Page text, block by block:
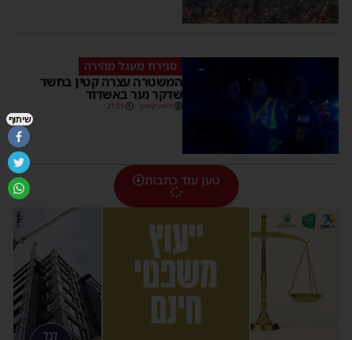
סגירת מעגל מהירה
המשטרה עצרה קטין בחשד
שדקר נער באשדוד
משה קאהן 21:59
טען עוד כתבות
שיתוף